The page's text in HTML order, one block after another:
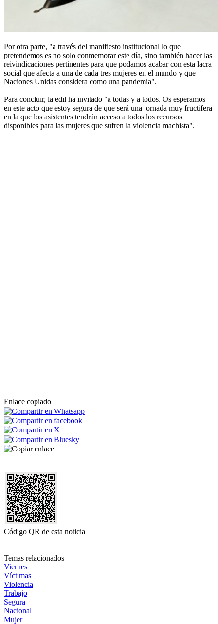
Por otra parte, "a través del manifiesto institucional lo que
pretendemos es no solo conmemorar este día, sino también hacer las
reivindicaciones pertinentes para que podamos acabar con esta lacra
social que afecta a una de cada tres mujeres en el mundo y que
Naciones Unidas considera como una pandemia".
Para concluir, la edil ha invitado "a todas y a todos. Os esperamos
en este acto que estoy segura de que será una jornada muy fructífera
en la que los asistentes tendrán acceso a todos los recursos
disponibles para las mujeres que sufren la violencia machista".
Enlace copiado
Código QR de esta noticia
Temas relacionados
Viernes
Víctimas
Violencia
Trabajo
Segura
Nacional
Mujer